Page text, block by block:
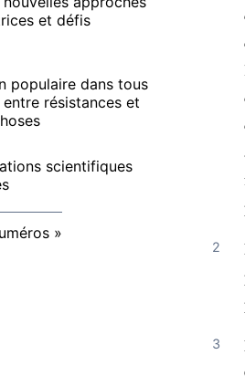
et défis
populaire dans tous
résistances et
scientifiques